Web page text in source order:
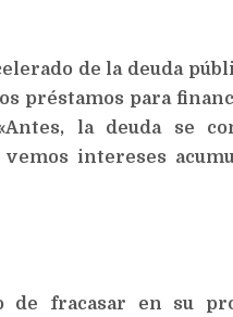
de la deuda
préstamos para
la deuda se
intereses
de fracasar en su